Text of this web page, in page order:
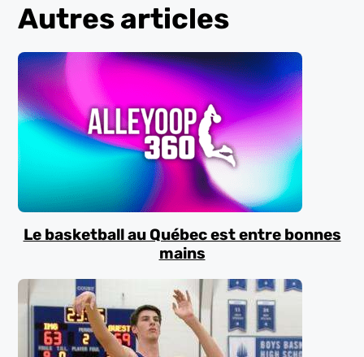
Autres articles
Le basketball au Québec est entre bonnes
mains